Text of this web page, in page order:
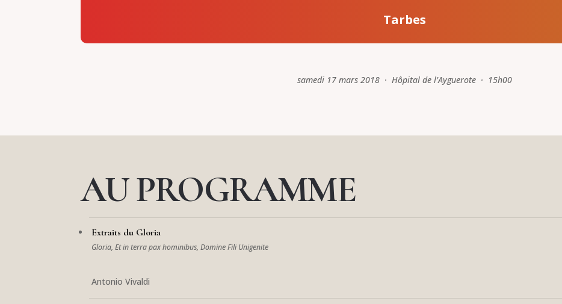
Tarbes
samedi 17 mars 2018 · Hôpital de l’Ayguerote · 15h00
AU PROGRAMME
Extraits du Gloria
Gloria, Et in terra pax hominibus, Domine Fili Unigenite
Antonio Vivaldi